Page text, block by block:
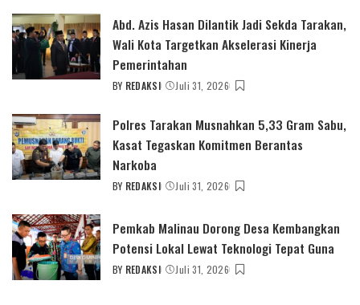
Abd. Azis Hasan Dilantik Jadi Sekda Tarakan,
Wali Kota Targetkan Akselerasi Kinerja
Pemerintahan
POSTED
BY REDAKSI Juli 31, 2026
Polres Tarakan Musnahkan 5,33 Gram Sabu,
Kasat Tegaskan Komitmen Berantas
Narkoba
POSTED
BY REDAKSI Juli 31, 2026
Pemkab Malinau Dorong Desa Kembangkan
Potensi Lokal Lewat Teknologi Tepat Guna
POSTED
BY REDAKSI Juli 31, 2026